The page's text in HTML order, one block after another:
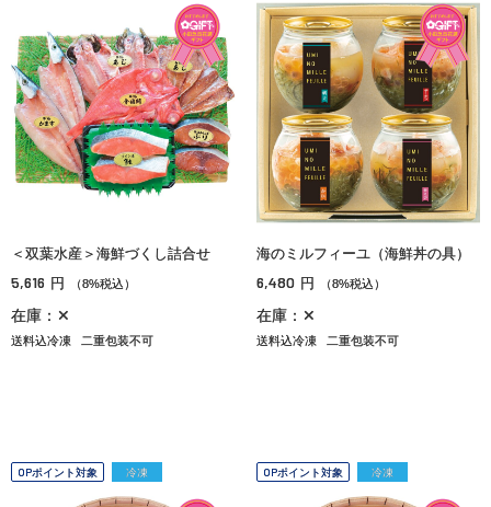
＜双葉水産＞海鮮づくし詰合せ
5,616 円 （8%税込）
在庫：✕
送料込冷凍 二重包装不可
海のミルフィーユ（海鮮丼の具）
6,480 円 （8%税込）
在庫：✕
送料込冷凍 二重包装不可
OPポイント対象 冷凍 OPポイント対象 冷凍